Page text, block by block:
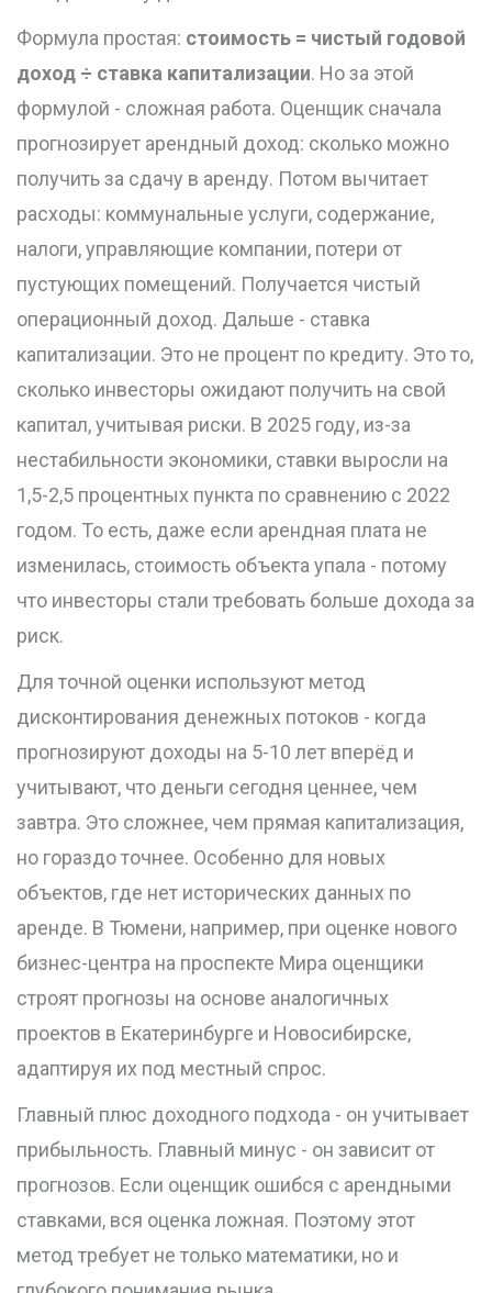
Формула простая: стоимость = чистый годовой
доход ÷ ставка капитализации. Но за этой
формулой - сложная работа. Оценщик сначала
прогнозирует арендный доход: сколько можно
получить за сдачу в аренду. Потом вычитает
расходы: коммунальные услуги, содержание,
налоги, управляющие компании, потери от
пустующих помещений. Получается чистый
операционный доход. Дальше - ставка
капитализации. Это не процент по кредиту. Это то,
сколько инвесторы ожидают получить на свой
капитал, учитывая риски. В 2025 году, из-за
нестабильности экономики, ставки выросли на
1,5-2,5 процентных пункта по сравнению с 2022
годом. То есть, даже если арендная плата не
изменилась, стоимость объекта упала - потому
что инвесторы стали требовать больше дохода за
риск.
Для точной оценки используют метод
дисконтирования денежных потоков - когда
прогнозируют доходы на 5-10 лет вперёд и
учитывают, что деньги сегодня ценнее, чем
завтра. Это сложнее, чем прямая капитализация,
но гораздо точнее. Особенно для новых
объектов, где нет исторических данных по
аренде. В Тюмени, например, при оценке нового
бизнес-центра на проспекте Мира оценщики
строят прогнозы на основе аналогичных
проектов в Екатеринбурге и Новосибирске,
адаптируя их под местный спрос.
Главный плюс доходного подхода - он учитывает
прибыльность. Главный минус - он зависит от
прогнозов. Если оценщик ошибся с арендными
ставками, вся оценка ложная. Поэтому этот
метод требует не только математики, но и